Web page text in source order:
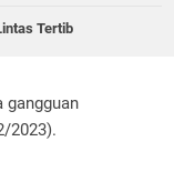
Tertib
gangguan
2023).